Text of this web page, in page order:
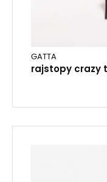
GATTA
rajstopy crazy